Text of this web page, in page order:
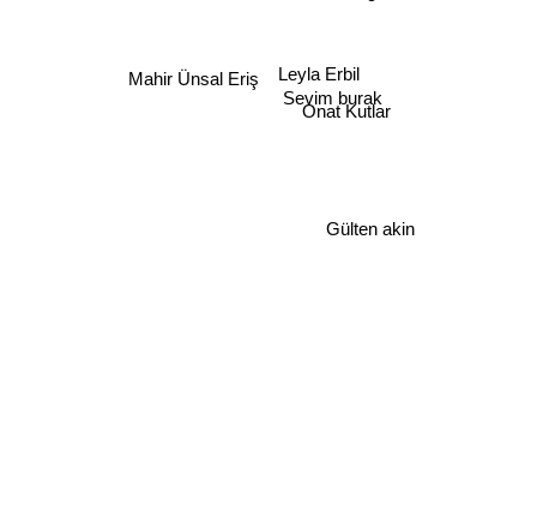
Onat Kutlar
Mahir Ünsal Eriş
Leyla Erbil
Sevim burak
Gülten akin